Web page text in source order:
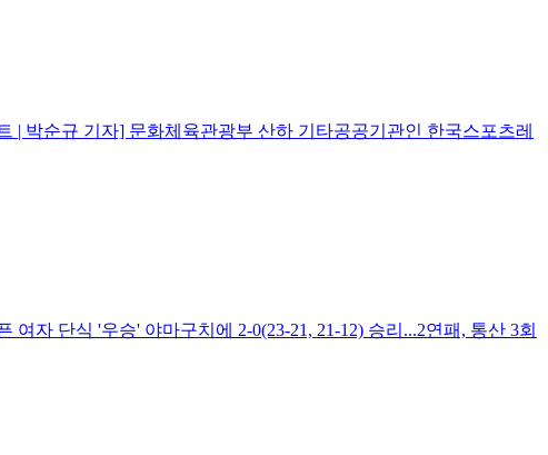
| 박순규 기자] 문화체육관광부 산하 기타공공기관인 한국스포츠레
여자 단식 '우승' 야마구치에 2-0(23-21, 21-12) 승리...2연패, 통산 3회